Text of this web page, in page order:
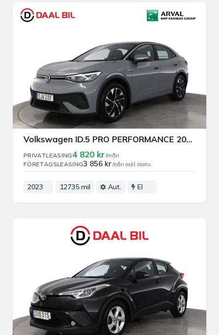
Volkswagen ID.5 PRO PERFORMANCE 204HK 82kWh PRIVAT/FÖRETAGSLEASING
PRIVATLEASING4 820 kr/mån
FÖRETAGSLEASING3 856 kr/mån exkl moms
2023 12735 mil Aut. El